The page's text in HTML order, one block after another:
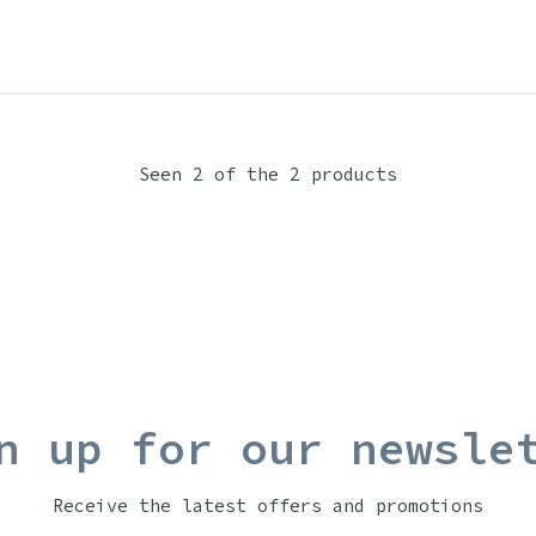
Seen 2 of the 2 products
up for our
Receive the latest offers and promotions